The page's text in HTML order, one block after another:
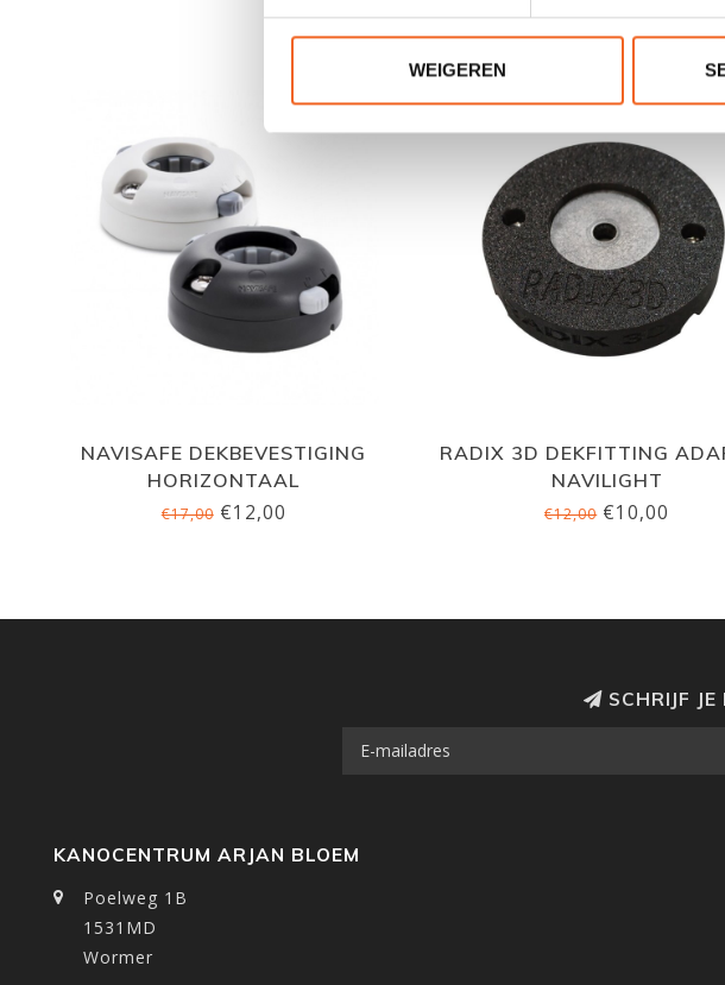
WEIGEREN
NAVISAFE DEKBEVESTIGING
HORIZONTAAL
€17,00€12,00
RADIX 3D DEKFITTING
NAVILIGHT
€12,00€10,00
SCHRIJF
KANOCENTRUM ARJAN BLOEM
Poelweg 1B
1531MD
Wormer